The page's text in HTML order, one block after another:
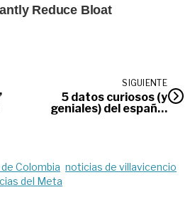
SIGUIENTE
5 datos curiosos (y
geniales) del español
Colombia noticias de villavicencio
del Meta